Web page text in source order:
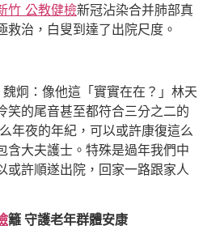
竹 公教健檢新冠沾染合并肺部真
救治，白叟到達了出院尺度。
魏炯：像他這「實實在在？」林天
笑的尾音甚至都符合三分之二的
年夜的年紀，可以或許康復這么
含大夫護士。特殊是過年我們中
或許順遂出院，回家一路跟家人
籬 守護老年群體安康